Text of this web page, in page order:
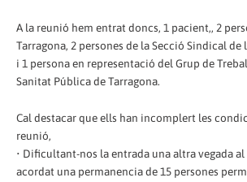
A la reunió hem entrat doncs, 1 pacient,, 2
Tarragona, 2 persones de la Secció Sindical de
i 1 persona en representació del Grup de
Sanitat Pública de Tarragona.
Cal destacar que ells han incomplert les
reunió,
• Dificultant-nos la entrada una altra vegada al
acordat una permanencia de 15 persones